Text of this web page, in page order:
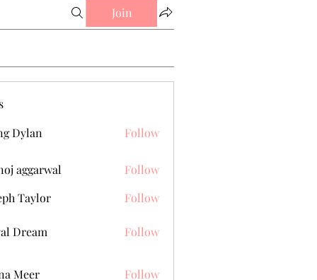
Join
Dylan
Follow
aggarwal
Follow
Taylor
Follow
Dream Follow
Meer
Follow